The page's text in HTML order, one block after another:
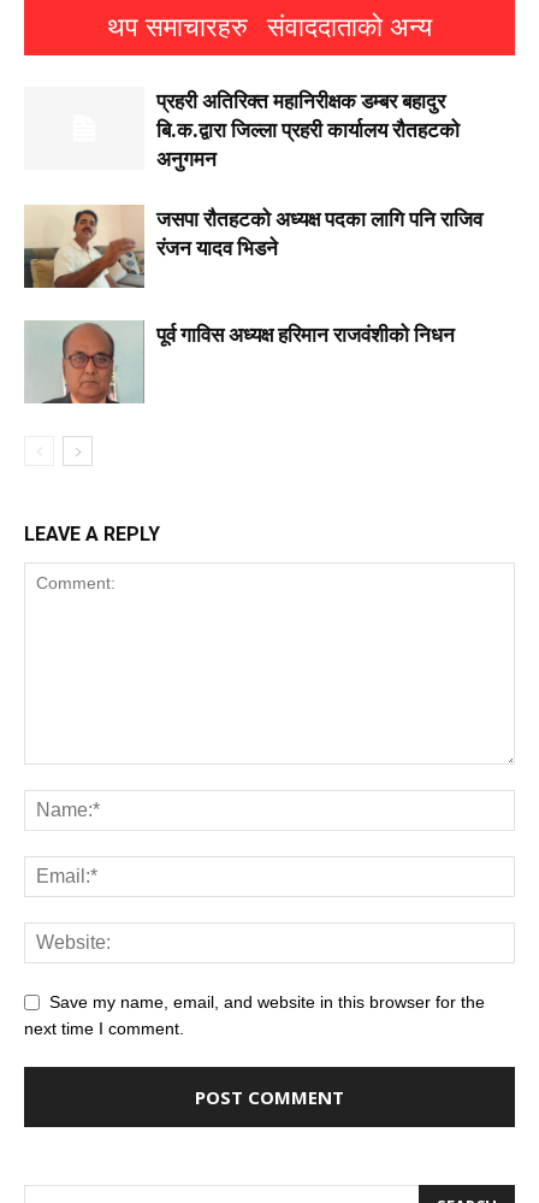
थप समाचारहरु संवाददाताको अन्य
प्रहरी अतिरिक्त महानिरीक्षक डम्बर बहादुर
बि.क.द्वारा जिल्ला प्रहरी कार्यालय रौतहटको
अनुगमन
जसपा राैतहटको अध्यक्ष पदका लागि पनि राजिव
रंजन यादव भिडने
पूर्व गाविस अध्यक्ष हरिमान राजवंशीको निधन
LEAVE A REPLY
Save my name, email, and website in this browser for the
next time I comment.